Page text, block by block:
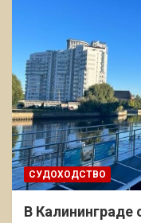
СУДОХОДСТВО
В Калининграде